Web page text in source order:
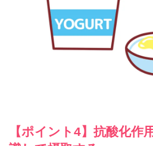
【ポイント4】抗酸化作